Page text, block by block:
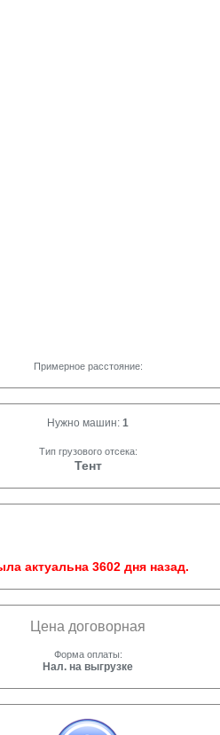
Примерное расстояние:
Нужно машин: 1
Тип грузового отсека:
Тент
актуальна 3602 дня назад.
Цена договорная
Форма оплаты:
Нал. на выгрузке